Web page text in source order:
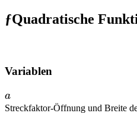
ƒQuadratische
Variablen
a
a
Streckfaktor-Öffnung und Breite